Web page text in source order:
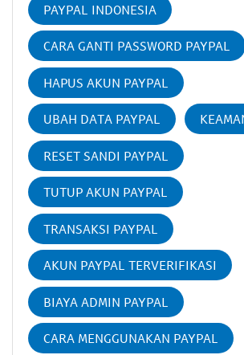
PAYPAL INDONESIA
CARA GANTI PASSWORD PAYPAL
HAPUS AKUN PAYPAL
UBAH DATA PAYPAL
RESET SANDI PAYPAL
TUTUP AKUN PAYPAL
TRANSAKSI PAYPAL
AKUN PAYPAL TERVERIFIKASI
BIAYA ADMIN PAYPAL
CARA MENGGUNAKAN PAYPAL